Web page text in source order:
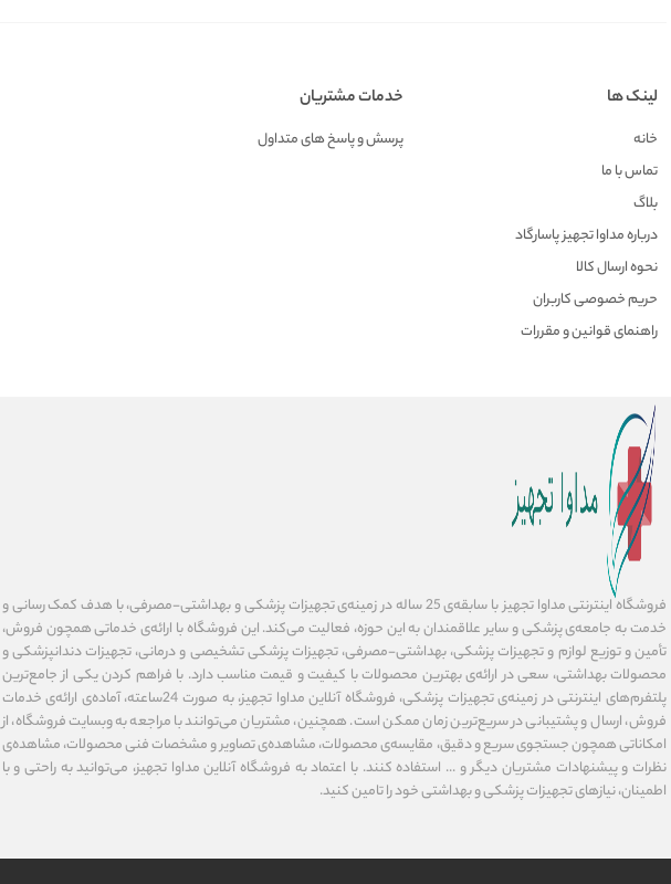
لینک ها
خانه
تماس با ما
بلاگ
درباره مداوا تجهیز پاسارگاد
نحوه ارسال کالا
حریم خصوصی کاربران
راهنمای قوانین و مقررات
خدمات مشتریان
پرسش و پاسخ های متداول
فروشگاه اینترنتی مداوا تجهیز با سابقه‌ی 25 ساله در زمینه‌ی تجهیزات پزشکی و بهداشتی-مصرفی، با هدف کمک رسانی و
خدمت به جامعه‌ی پزشکی و سایر علاقمندان به این حوزه، فعالیت می‌کند. این فروشگاه با ارائه‌ی خدماتی همچون فروش،
تأمین و توزیع لوازم و تجهیزات پزشکی، بهداشتی-مصرفی، تجهیزات پزشکی تشخیصی و درمانی، تجهیزات دندانپزشکی و
محصولات بهداشتی، سعی در ارائه‌ی بهترین محصولات با کیفیت و قیمت مناسب دارد. با فراهم کردن یکی از جامع‌ترین
پلتفرم‌های اینترنتی در زمینه‌ی تجهیزات پزشکی، فروشگاه آنلاین مداوا تجهیز، به صورت 24ساعته، آماده‌ی ارائه‌ی خدمات
فروش، ارسال و پشتیبانی در سریع‌ترین زمان ممکن است. همچنین، مشتریان می‌توانند با مراجعه به وبسایت فروشگاه، از
امکاناتی همچون جستجوی سریع و دقیق، مقایسه‌ی محصولات، مشاهده‌ی تصاویر و مشخصات فنی محصولات، مشاهده‌ی
نظرات و پیشنهادات مشتریان دیگر و ... استفاده کنند. با اعتماد به فروشگاه آنلاین مداوا تجهیز، می‌توانید به راحتی و با
اطمینان، نیازهای تجهیزات پزشکی و بهداشتی خود را تامین کنید.